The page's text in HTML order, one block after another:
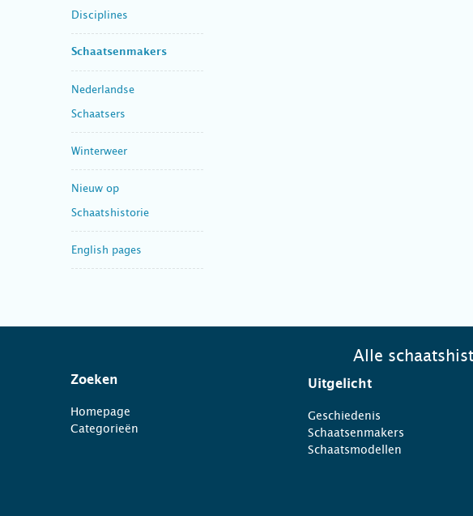
Disciplines
Schaatsenmakers
Nederlandse
Schaatsers
Winterweer
Nieuw op
Schaatshistorie
English pages
Alle
Zoeken
Homepage
Categorieën
Uitgelicht
Geschiedenis
Schaatsenmakers
Schaatsmodellen